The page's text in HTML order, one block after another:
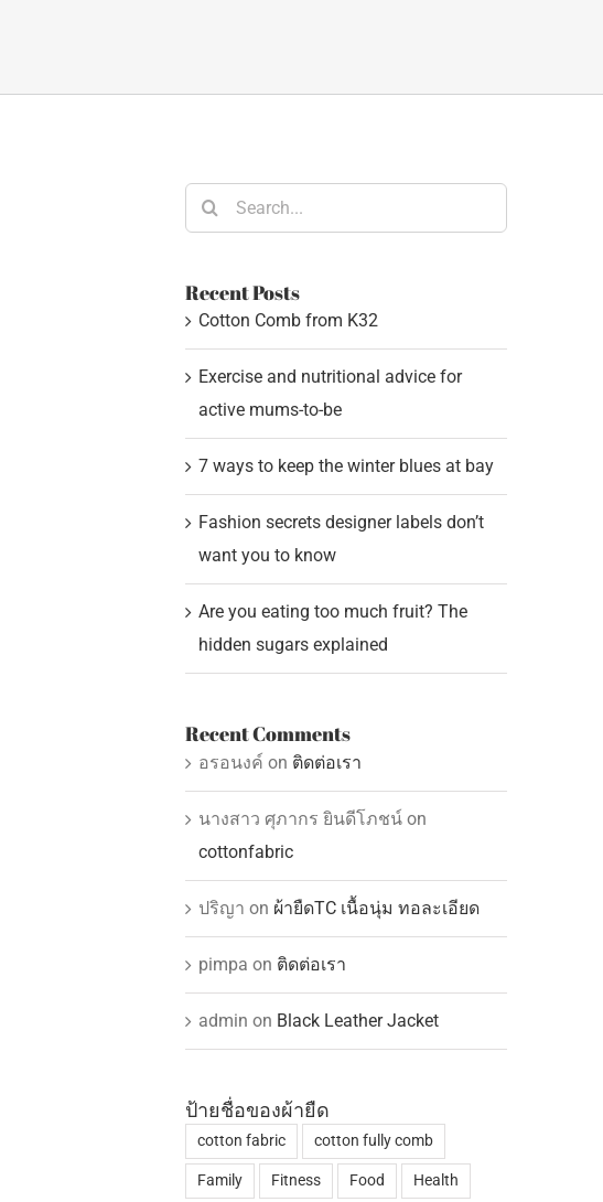
Search
for:
Recent Posts
Cotton Comb from K32
Exercise and nutritional advice for
active mums-to-be
7 ways to keep the winter blues at bay
Fashion secrets designer labels don’t
want you to know
Are you eating too much fruit? The
hidden sugars explained
Recent Comments
อรอนงค์ on ติดต่อเรา
นางสาว ศุภากร ยินดีโภชน์on
cottonfabric
ปริญา on ผ้ายืดTC เนื้อนุ่ม ทอละเอียด
pimpa on ติดต่อเรา
admin on Black Leather Jacket
ป้ายชื่อของผ้ายืด
cotton fabric cotton fully comb
Family Fitness Food Health